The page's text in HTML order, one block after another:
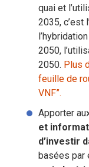
quai et
2035, c’est
2050,
2050. Plus
feuille de
VNF”.
Apporter
et
d’investir
basées par